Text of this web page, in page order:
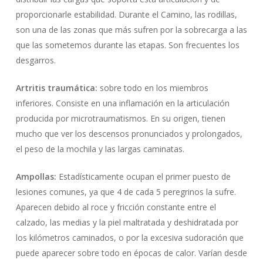
proporcionarle estabilidad. Durante el Camino, las rodillas,
son una de las zonas que más sufren por la sobrecarga a las
que las sometemos durante las etapas. Son frecuentes los
desgarros.
Artritis traumática: sobre todo en los miembros
inferiores. Consiste en una inflamación en la articulación
producida por microtraumatismos. En su origen, tienen
mucho que ver los descensos pronunciados y prolongados,
el peso de la mochila y las largas caminatas.
Ampollas: Estadísticamente ocupan el primer puesto de
lesiones comunes, ya que 4 de cada 5 peregrinos la sufre.
Aparecen debido al roce y fricción constante entre el
calzado, las medias y la piel maltratada y deshidratada por
los kilómetros caminados, o por la excesiva sudoración que
puede aparecer sobre todo en épocas de calor. Varían desde